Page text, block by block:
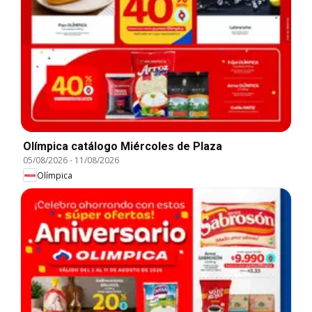
Olímpica catálogo Miércoles de Plaza
05/08/2026- 11/08/2026
Olímpica